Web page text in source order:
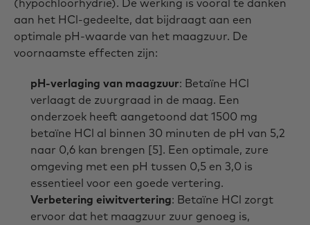
(hypochloorhydrie). De werking is vooral te danken
aan het HCl-gedeelte, dat bijdraagt aan een
optimale pH-waarde van het maagzuur. De
voornaamste effecten zijn:
pH-verlaging van maagzuur: Betaïne HCl
verlaagt de zuurgraad in de maag. Een
onderzoek heeft aangetoond dat 1500 mg
betaïne HCl al binnen 30 minuten de pH van 5,2
naar 0,6 kan brengen [5]. Een optimale, zure
omgeving met een pH tussen 0,5 en 3,0 is
essentieel voor een goede vertering.
Verbetering eiwitvertering: Betaïne HCl zorgt
ervoor dat het maagzuur zuur genoeg is,